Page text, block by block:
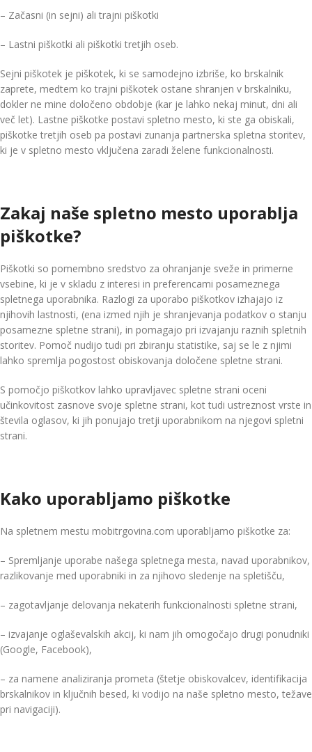
– Začasni (in sejni) ali trajni piškotki
– Lastni piškotki ali piškotki tretjih oseb.
Sejni piškotek je piškotek, ki se samodejno izbriše, ko brskalnik
zaprete, medtem ko trajni piškotek ostane shranjen v brskalniku,
dokler ne mine določeno obdobje (kar je lahko nekaj minut, dni ali
več let). Lastne piškotke postavi spletno mesto, ki ste ga obiskali,
piškotke tretjih oseb pa postavi zunanja partnerska spletna storitev,
ki je v spletno mesto vključena zaradi želene funkcionalnosti.
Zakaj naše spletno mesto uporablja
piškotke?
Piškotki so pomembno sredstvo za ohranjanje sveže in primerne
vsebine, ki je v skladu z interesi in preferencami posameznega
spletnega uporabnika. Razlogi za uporabo piškotkov izhajajo iz
njihovih lastnosti, (ena izmed njih je shranjevanja podatkov o stanju
posamezne spletne strani), in pomagajo pri izvajanju raznih spletnih
storitev. Pomoč nudijo tudi pri zbiranju statistike, saj se le z njimi
lahko spremlja pogostost obiskovanja določene spletne strani.
S pomočjo piškotkov lahko upravljavec spletne strani oceni
učinkovitost zasnove svoje spletne strani, kot tudi ustreznost vrste in
števila oglasov, ki jih ponujajo tretji uporabnikom na njegovi spletni
strani.
Kako uporabljamo piškotke
Na spletnem mestu mobitrgovina.com uporabljamo piškotke za:
– Spremljanje uporabe našega spletnega mesta, navad uporabnikov,
razlikovanje med uporabniki in za njihovo sledenje na spletišču,
– zagotavljanje delovanja nekaterih funkcionalnosti spletne strani,
– izvajanje oglaševalskih akcij, ki nam jih omogočajo drugi ponudniki
(Google, Facebook),
– za namene analiziranja prometa (štetje obiskovalcev, identifikacija
brskalnikov in ključnih besed, ki vodijo na naše spletno mesto, težave
pri navigaciji).